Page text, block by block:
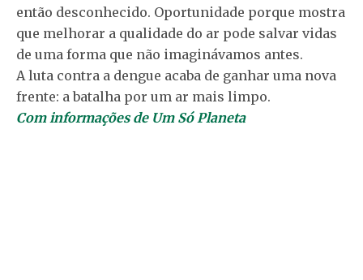
então desconhecido. Oportunidade porque mostra
que melhorar a qualidade do ar pode salvar vidas
de uma forma que não imaginávamos antes.
A luta contra a dengue acaba de ganhar uma nova
frente: a batalha por um ar mais limpo.
Com informações de Um Só Planeta